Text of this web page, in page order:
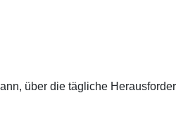
über die tägliche